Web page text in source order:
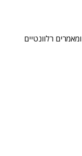
רלוונטיים